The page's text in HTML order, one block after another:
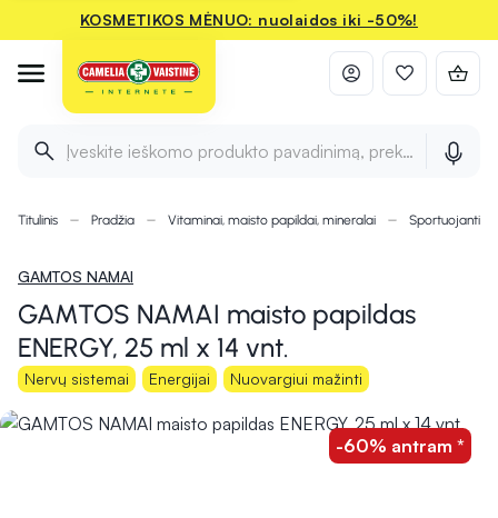
KOSMETIKOS MĖNUO: nuolaidos iki -50%!
Įveskite ieškomo produkto pavadinimą, prekės ženklą ir
Titulinis Pradžia Vitaminai, maisto papildai, mineralai
GAMTOS NAMAI
GAMTOS NAMAI maisto papildas
ENERGY, 25 ml x 14 vnt.
Nervų sistemai Energijai Nuovargiui mažinti
-60% antram *